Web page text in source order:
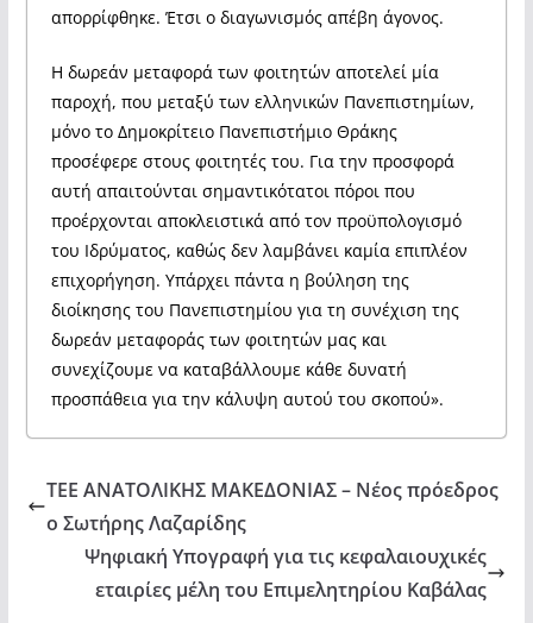
απορρίφθηκε. Έτσι ο διαγωνισμός απέβη άγονος.
Η δωρεάν μεταφορά των φοιτητών αποτελεί μία
παροχή, που μεταξύ των ελληνικών Πανεπιστημίων,
μόνο το Δημοκρίτειο Πανεπιστήμιο Θράκης
προσέφερε στους φοιτητές του. Για την προσφορά
αυτή απαιτούνται σημαντικότατοι πόροι που
προέρχονται αποκλειστικά από τον προϋπολογισμό
του Ιδρύματος, καθώς δεν λαμβάνει καμία επιπλέον
επιχορήγηση. Υπάρχει πάντα η βούληση της
διοίκησης του Πανεπιστημίου για τη συνέχιση της
δωρεάν μεταφοράς των φοιτητών μας και
συνεχίζουμε να καταβάλλουμε κάθε δυνατή
προσπάθεια για την κάλυψη αυτού του σκοπού».
ΤΕΕ ΑΝΑΤΟΛΙΚΗΣ ΜΑΚΕΔΟΝΙΑΣ – Νέος πρόεδρος
ο Σωτήρης Λαζαρίδης
Ψηφιακή Υπογραφή για τις κεφαλαιουχικές
εταιρίες μέλη του Επιμελητηρίου Καβάλας